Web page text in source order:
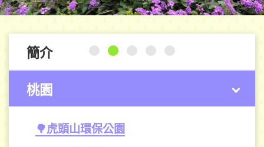
簡介
桃園
🌳虎頭山環保公園